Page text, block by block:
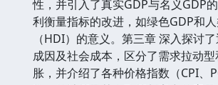
性，并引入了真实GDP与名义GDP
利衡量指标的改进，如绿色GDP和
（HDI）的意义。第三章 深入探讨了
成因及社会成本，区分了需求拉动
胀，并介绍了各种价格指数（CPI、